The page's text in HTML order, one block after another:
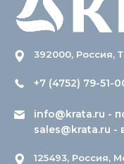
392000, Россия,
+7 (4752) 79-51-
info@krata.ru -
sales@krata.ru -
125493, Россия,